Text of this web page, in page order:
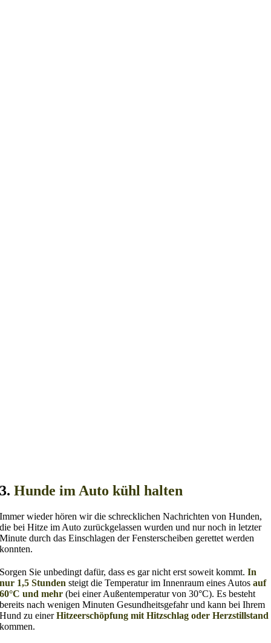
3.Hunde im Auto kühl halten
Immer wieder hören wir die schrecklichen Nachrichten von Hunden,
die bei Hitze im Auto zurückgelassen wurden und nur noch in letzter
Minute durch das Einschlagen der Fensterscheiben gerettet werden
konnten.
Sorgen Sie unbedingt dafür, dass es gar nicht erst soweit kommt.In
nur 1,5 Stunden steigt die Temperatur im Innenraum eines Autosauf
60°C und mehr (bei einer Außentemperatur von 30°C). Es besteht
bereits nach wenigen Minuten Gesundheitsgefahr und kann bei Ihrem
Hund zu einerHitzeerschöpfung mit Hitzschlag oder Herzstillstand
kommen.